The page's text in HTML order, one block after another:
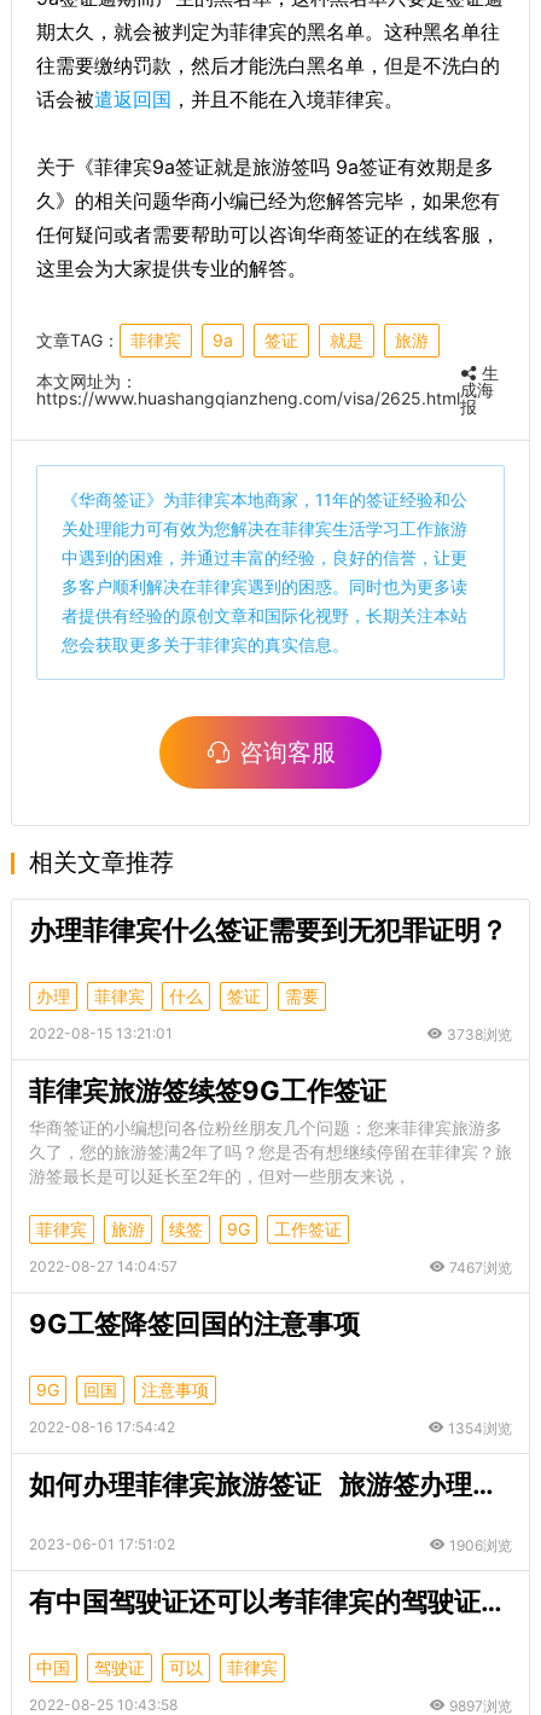
期太久，就会被判定为菲律宾的黑名单。这种黑名单往
往需要缴纳罚款，然后才能洗白黑名单，但是不洗白的
话会被遣返回国 ，并且不能在入境菲律宾。
关于《菲律宾9a签证就是旅游签吗 9a签证有效期是多
久》的相关问题华商小编已经为您解答完毕，如果您有
任何疑问或者需要帮助可以咨询华商签证的在线客服，
这里会为大家提供专业的解答。
文章TAG： 菲律宾 9a 签证 就是
旅游
本文网址为：
https://www.huashangqianzheng.com/visa/2625.html
生
成海
报
《华商签证》为菲律宾本地商家，11年的签证经验和公
关处理能力可有效为您解决在菲律宾生活学习工作旅游
中遇到的困难，并通过丰富的经验，良好的信誉，让更
多客户顺利解决在菲律宾遇到的困惑。同时也为更多读
者提供有经验的原创文章和国际化视野，长期关注本站
您会获取更多关于菲律宾的真实信息。
咨询客服
相关文章推荐
办理菲律宾什么签证需要到无犯罪证明？
办理 菲律宾 什么 签证 需要
2022-08-15 13:21:01 3738浏览
菲律宾旅游签续签9G工作签证
华商签证的小编想问各位粉丝朋友几个问题：您来菲律宾旅游多
久了，您的旅游签满2年了吗？您是否有想继续停留在菲律宾？旅
游签最长是可以延长至2年的，但对一些朋友来说，
菲律宾 旅游 续签 9G 工作签证
2022-08-27 14:04:57 7467浏览
9G工签降签回国的注意事项
9G 回国 注意事项
2022-08-16 17:54:42 1354浏览
如何办理菲律宾旅游签证 旅游签办理地点
2023-06-01 17:51:02 1906浏览
有中国驾驶证还可以考菲律宾的驾驶证吗？
中国 驾驶证 可以 菲律宾
2022-08-25 10:43:58 9897浏览